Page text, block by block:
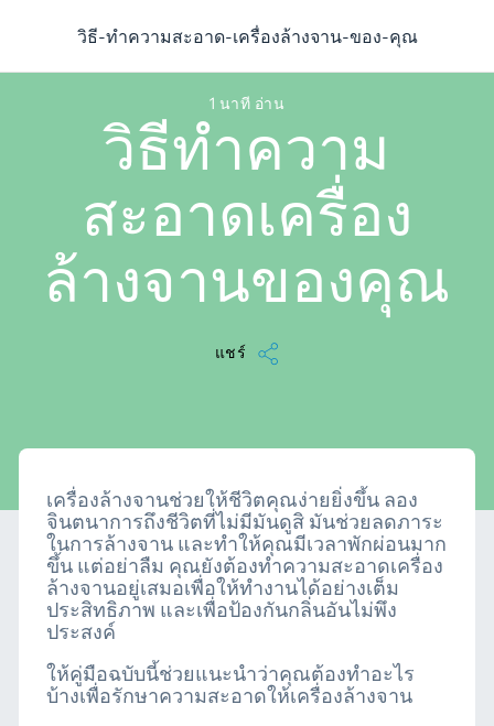
... / วิธี-ทำความสะอาด-เครื่องล้างจาน-ของ-คุณ
1 นาที อ่าน
วิธีทำความ
สะอาดเครื่อง
ล้างจานของคุณ
แชร์
วิธี-ทำความสะอาด-เครื่องล้างจาน-ของ-คุณ
เครื่องล้างจานช่วยให้ชีวิตคุณง่ายยิ่งขึ้น ลอง
จินตนาการถึงชีวิตที่ไม่มีมันดูสิ มันช่วยลดภาระ
ในการล้างจาน และทำให้คุณมีเวลาพักผ่อนมาก
ขึ้น แต่อย่าลืม คุณยังต้องทำความสะอาดเครื่อง
ล้างจานอยู่เสมอเพื่อให้ทำงานได้อย่างเต็ม
ประสิทธิภาพ และเพื่อป้องกันกลิ่นอันไม่พึง
ประสงค์
ให้คู่มือฉบับนี้ช่วยแนะนำว่าคุณต้องทำอะไร
บ้างเพื่อรักษาความสะอาดให้เครื่องล้างจาน